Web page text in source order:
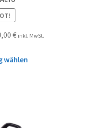
€ inkl. MwSt.
wählen